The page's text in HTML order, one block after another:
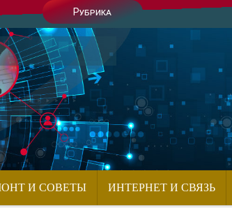
Рубрика
И СОВЕТЫ ИНТЕРНЕТ И СВЯЗЬ